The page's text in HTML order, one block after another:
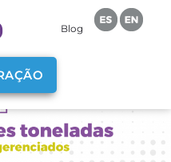
Blog